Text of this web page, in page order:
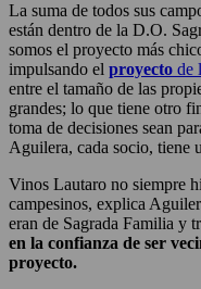
La suma de todos sus
están dentro de la D.O.
somos el proyecto más
impulsando el proyecto de
entre el tamaño de las
grandes; lo que tiene otro
toma de decisiones sean
Aguilera, cada socio, tiene
Vinos Lautaro no siempre
campesinos, explica
eran de Sagrada Familia y
en la confianza de ser
proyecto.